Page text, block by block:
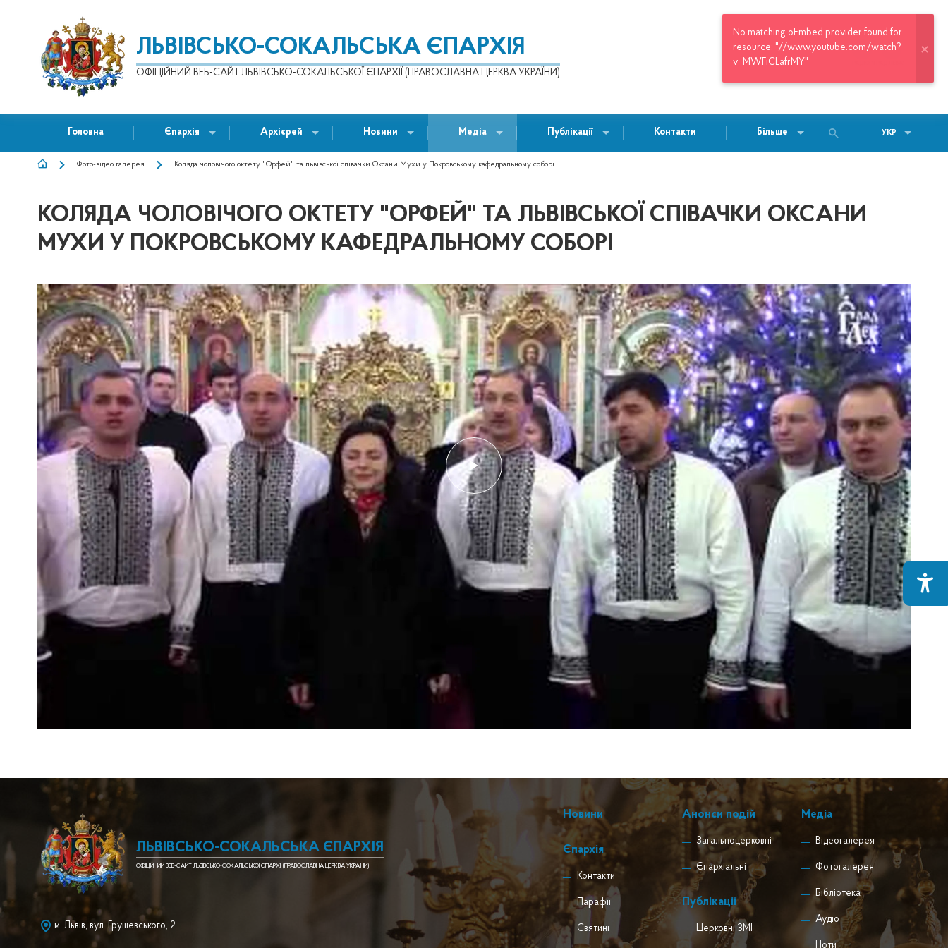
ЛЬВІВСЬКО-СОКАЛЬСЬКА ЄПАРХІЯ
ОФІЦІЙНИЙ ВЕБ-САЙТ ЛЬВІВСЬКО-СОКАЛЬСЬКОЇ ЄПАРХІЇ (ПРАВОСЛАВНА ЦЕРКВА УКРАЇНИ)
Головна Єпархія Архієрей Новини Медіа Публікації Контакти Більше УКР
РЯДОК
НАВІҐАЦІЇ
Фото-відео галерея Коляда чоловічого октету "Орфей" та львівської співачки Оксани Мухи у Покровському кафедральному соборі
КОЛЯДА ЧОЛОВІЧОГО ОКТЕТУ "ОРФЕЙ" ТА ЛЬВІВСЬКОЇ СПІВАЧКИ ОКСАНИ
МУХИ У ПОКРОВСЬКОМУ КАФЕДРАЛЬНОМУ СОБОРІ
ЛЬВІВСЬКО-СОКАЛЬСЬКА ЄПАРХІЯ
ОФІЦІЙНИЙ ВЕБ-САЙТ ЛЬВІВСЬКО-СОКАЛЬСЬКОЇ ЄПАРХІЇ (ПРАВОСЛАВНА ЦЕРКВА УКРАЇНИ)
м. Львів, вул. Грушевського, 2
Новини
Єпархія
Контакти
Парафії
Святині
Анонси подій
Загальноцерковні
Єпархіальні
Публікації
Церковні ЗМІ
Медіа
Відеогалерея
Фотогалерея
Бібліотека
Аудіо
Ноти